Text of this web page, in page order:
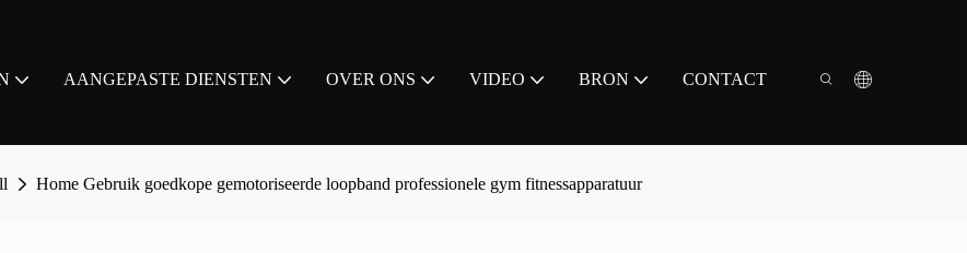
AANGEPASTE DIENSTEN OVER ONS VIDEO BRON CONTACT
Home Gebruik goedkope gemotoriseerde loopband professionele gym fitnessapparatuur